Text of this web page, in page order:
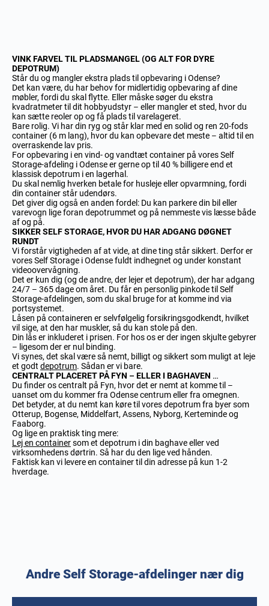
VINK FARVEL TIL PLADSMANGEL (OG ALT FOR DYRE
DEPOTRUM)
Står du og mangler ekstra plads til opbevaring i Odense?
Det kan være, du har behov for midlertidig opbevaring af dine
møbler, fordi du skal flytte. Eller måske søger du ekstra
kvadratmeter til dit hobbyudstyr – eller mangler et sted, hvor du
kan sætte reoler op og få plads til varelageret.
Bare rolig. Vi har din ryg og står klar med en solid og ren 20-fods
container (6 m lang), hvor du kan opbevare det meste – altid til en
overraskende lav pris.
For opbevaring i en vind- og vandtæt container på vores Self
Storage-afdeling i Odense er gerne op til 40 % billigere end et
klassisk depotrum i en lagerhal.
Du skal nemlig hverken betale for husleje eller opvarmning, fordi
din container står udendørs.
Det giver dig også en anden fordel: Du kan parkere din bil eller
varevogn lige foran depotrummet og på nemmeste vis læsse både
af og på.
SIKKER SELF STORAGE, HVOR DU HAR ADGANG DØGNET
RUNDT
Vi forstår vigtigheden af at vide, at dine ting står sikkert. Derfor er
vores Self Storage i Odense fuldt indhegnet og under konstant
videoovervågning.
Det er kun dig (og de andre, der lejer et depotrum), der har adgang
24/7 – 365 dage om året. Du får en personlig pinkode til Self
Storage-afdelingen, som du skal bruge for at komme ind via
portsystemet.
Låsen på containeren er selvfølgelig forsikringsgodkendt, hvilket
vil sige, at den har muskler, så du kan stole på den.
Din lås er inkluderet i prisen. For hos os er der ingen skjulte gebyrer
– ligesom der er nul binding.
Vi synes, det skal være så nemt, billigt og sikkert som muligt at leje
et godt depotrum. Sådan er vi bare.
CENTRALT PLACERET PÅ FYN – ELLER I BAGHAVEN …
Du finder os centralt på Fyn, hvor det er nemt at komme til –
uanset om du kommer fra Odense centrum eller fra omegnen.
Det betyder, at du nemt kan køre til vores depotrum fra byer som
Otterup, Bogense, Middelfart, Assens, Nyborg, Kerteminde og
Faaborg.
Og lige en praktisk ting mere:
Lej en containersom et depotrum i din baghave eller ved
virksomhedens dørtrin. Så har du den lige ved hånden.
Faktisk kan vi levere en container til din adresse på kun 1-2
hverdage.
Andre Self Storage-afdelinger nær dig